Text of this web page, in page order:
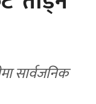
सार्वजनिक